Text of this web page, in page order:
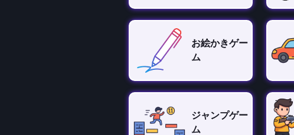
お絵かきゲー
ム
ジャンプゲー
ム